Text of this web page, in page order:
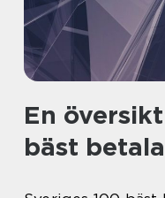
En
bäst